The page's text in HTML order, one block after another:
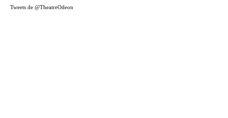
Tweets de @TheatreOdeon